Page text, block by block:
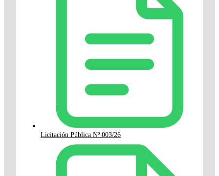
Licitación Pública Nº 003/26